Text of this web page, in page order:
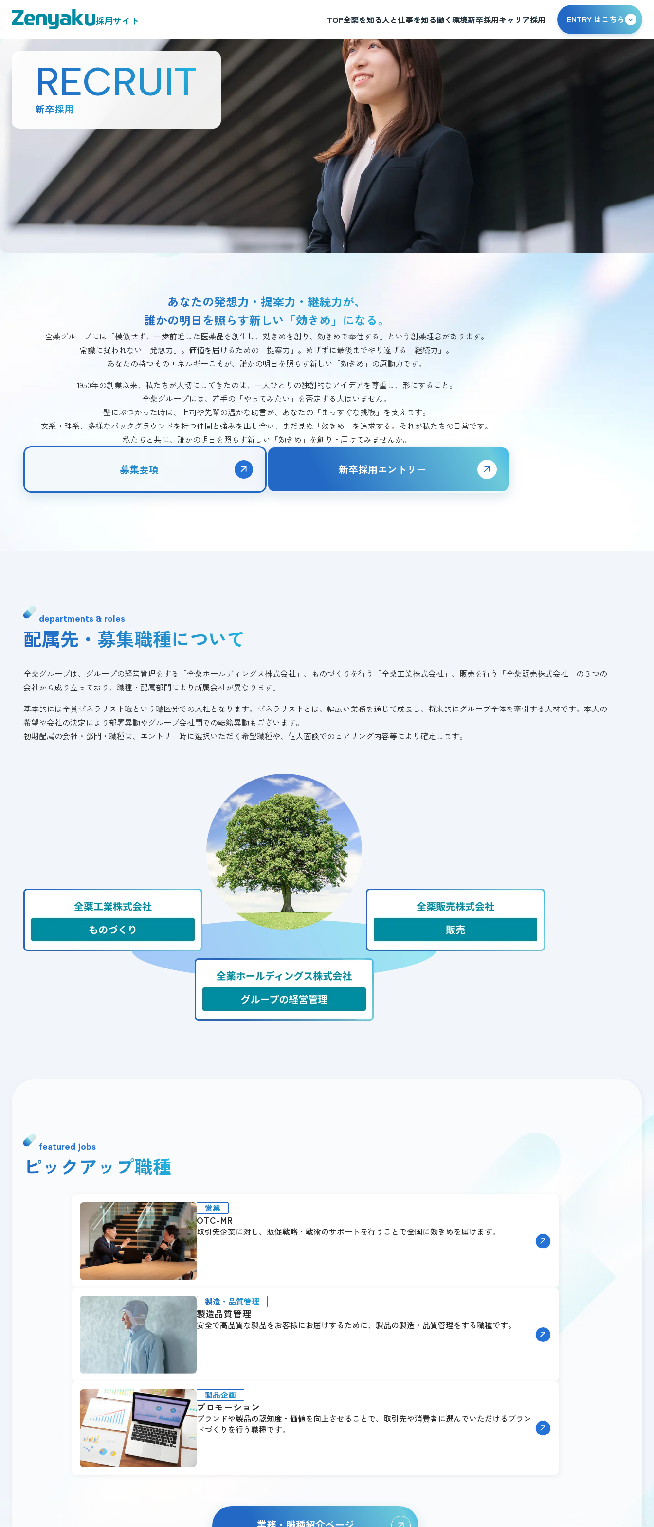
採用サイト TOP全薬を知る人と仕事を知る働く環境新卒採用キャリア採用 ENTRY はこちら
RECRUIT
新卒採用
あなたの発想力・提案力・継続力が、
誰かの明日を照らす新しい「効きめ」になる。
全薬グループには「模倣せず、一歩前進した医薬品を創生し、効きめを創り、効きめで奉仕する」という創薬理念があります。
常識に捉われない「発想力」。価値を届けるための「提案力」。めげずに最後までやり遂げる「継続力」。
あなたの持つそのエネルギーこそが、誰かの明日を照らす新しい「効きめ」の原動力です。
1950年の創業以来、私たちが大切にしてきたのは、一人ひとりの独創的なアイデアを尊重し、形にすること。
全薬グループには、若手の「やってみたい」を否定する人はいません。
壁にぶつかった時は、上司や先輩の温かな助言が、あなたの「まっすぐな挑戦」を支えます。
文系・理系、多様なバックグラウンドを持つ仲間と強みを出し合い、まだ見ぬ「効きめ」を追求する。それが私たちの日常です。
私たちと共に、誰かの明日を照らす新しい「効きめ」を創り・届けてみませんか。
募集要項 新卒採用エントリー
departments & roles
配属先・募集職種について
全薬グループは、グループの経営管理をする「全薬ホールディングス株式会社」、ものづくりを行う「全薬工業株式会社」、販売を行う「全薬販売株式会社」の３つの
会社から成り立っており、職種・配属部門により所属会社が異なります。
基本的には全員ゼネラリスト職という職区分での入社となります。ゼネラリストとは、幅広い業務を通じて成長し、将来的にグループ全体を牽引する人材です。本人の
希望や会社の決定により部署異動やグループ会社間での転籍異動もございます。
初期配属の会社・部門・職種は、エントリー時に選択いただく希望職種や、個人面談でのヒアリング内容等により確定します。
featured jobs
ピックアップ職種
営業
OTC-MR
取引先企業に対し、販促戦略・戦術のサポートを行うことで全国に効きめを届けます。
製造・品質管理
製造品質管理
安全で高品質な製品をお客様にお届けするために、製品の製造・品質管理をする職種です。
製品企画
プロモーション
ブランドや製品の認知度・価値を向上させることで、取引先や消費者に選んでいただけるブラン
ドづくりを行う職種です。